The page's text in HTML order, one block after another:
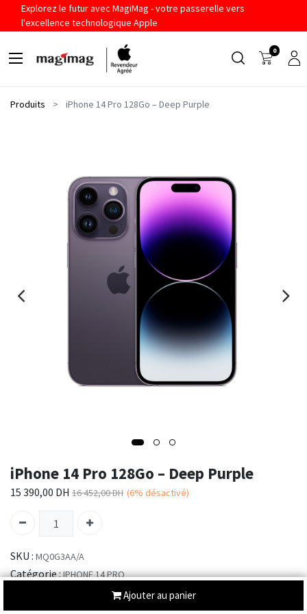
Explorez le futur avec MagiMag - votre passerelle vers
l'excellence technologique Apple
0
Produits iPhone 14 Pro 128Go – Deep Purple
Ajouter au panier
iPhone 14 Pro 128Go – Deep Purple
15 390,00 DH 16 452,00DH (6% désactivé)
SKU : MQ0G3AA/A
Catégorie :IPHONE 14 PRO